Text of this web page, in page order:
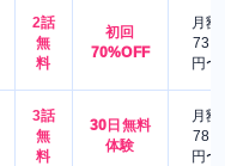
2話
無
料
初回
70%OFF
月額
730
円〜
3話
無
料
30日無料
体験
月額
780
円〜